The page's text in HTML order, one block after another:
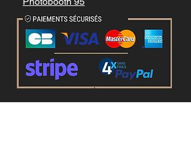
Mentions légales